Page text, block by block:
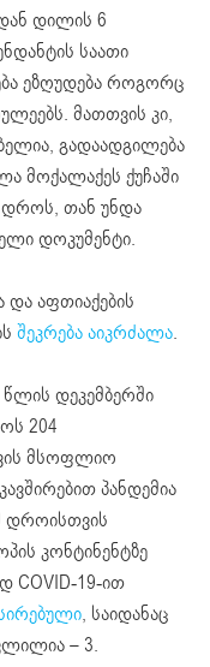
დილის 6
საათი
ეზღუდება როგორც
მათთვის კი,
გადაადგილება
მოქალაქეს ქუჩაში
დროს, თან უნდა
დოკუმენტი.
და აფთიაქების
შეკრება აიკრძალა.
წლის დეკემბერში
204
მსოფლიო
პანდემია
დროისთვის
კონტინენტზე
COVID-19-ით
, საიდანაც
– 3.